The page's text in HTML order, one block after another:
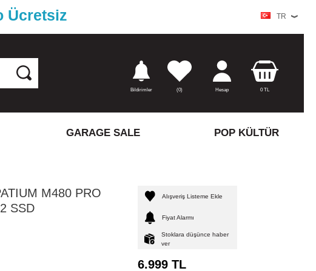
Ücretsiz TR
Bildirimler (0) Hesap 0TL
GARAGE SALE POP KÜLTÜR
M480 PRO
SSD
Alışveriş Listeme Ekle
Fiyat Alarmı
Stoklara düşünce haber
ver
6.999TL